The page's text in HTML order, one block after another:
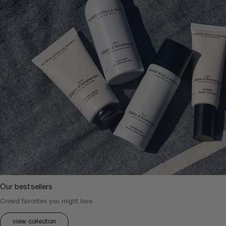
Our bestsellers
Crowd favorites you might love
view collection